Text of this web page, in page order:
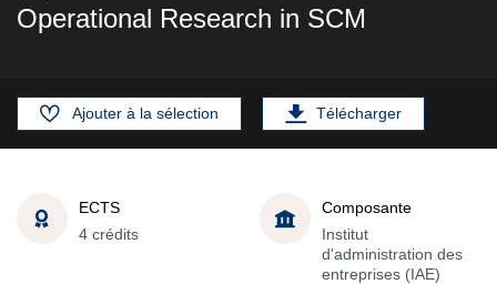
Operational Research in SCM
Ajouter à la sélection Télécharger
ECTS
4 crédits
Composante
Institut
d'administration des
entreprises (IAE)